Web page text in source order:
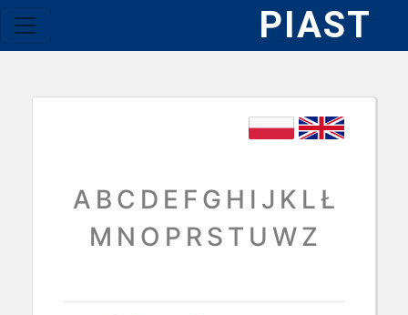
PIAST
A B C D E F G H I J K LŁ
M N O P R S T U WZ